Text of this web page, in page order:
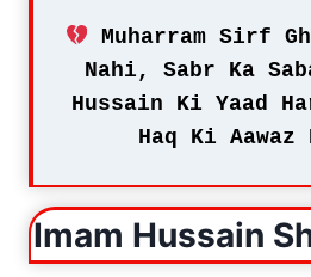
Muharram Sirf
Nahi, Sabr Ka
Hussain Ki Yaad
Haq Ki
Imam Hussain